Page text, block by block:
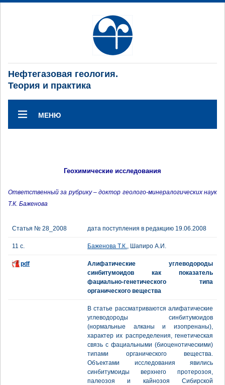
Нефтегазовая геология.
Теория и практика
МЕНЮ
Геохимические исследования
Ответственный за рубрику – доктор геолого-минералогических наук
Т.К. Баженова
Статья № 28_2008 дата поступления в редакцию 19.06.2008
11 с. Баженова Т.К., Шапиро А.И.
pdf
Алифатические углеводороды
синбитумоидов как показатель
фациально-генетического типа
органического вещества
В статье рассматриваются алифатические
углеводороды синбитумоидов
(нормальные алканы и изопренаны),
характер их распределения, генетическая
связь с фациальными (биоценотическими)
типами органического вещества.
Объектами исследования явились
синбитумоиды верхнего протерозоя,
палеозоя и кайнозоя Сибирской